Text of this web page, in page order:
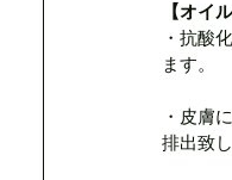
【オイ
・抗酸
ます。
・皮膚
排出致し